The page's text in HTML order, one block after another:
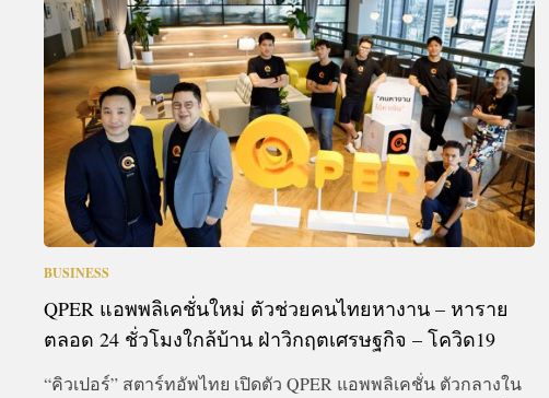
ACTIVITIES
&
EVENT
DEAL
BUSINESS
QPER แอพพลิเคชั่นใหม่ ตัวช่วยคนไทยหางาน – หาราย
ตลอด 24 ชั่วโมงใกล้บ้าน ฝ่าวิกฤตเศรษฐกิจ – โควิด19
“คิวเปอร์” สตาร์ทอัพไทย เปิดตัว QPER แอพพลิเคชั่น ตัวกลางใน